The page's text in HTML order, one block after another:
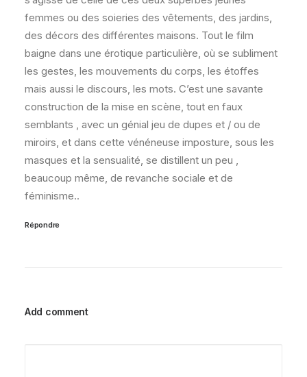
femmes ou des soieries des vêtements, des jardins,
des décors des différentes maisons. Tout le film
baigne dans une érotique particulière, où se subliment
les gestes, les mouvements du corps, les étoffes
mais aussi le discours, les mots. C’est une savante
construction de la mise en scène, tout en faux
semblants , avec un génial jeu de dupes et / ou de
miroirs, et dans cette vénéneuse imposture, sous les
masques et la sensualité, se distillent un peu ,
beaucoup même, de revanche sociale et de
féminisme..
Répondre
Add comment